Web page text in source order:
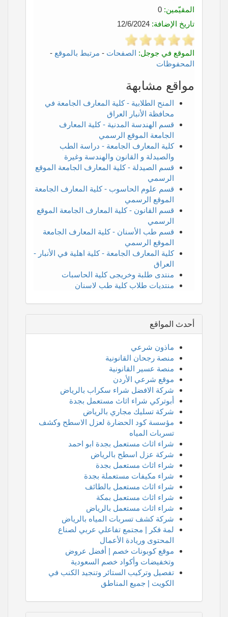
المقيّمين:
تاريخ الإضافة:
الموقع في جوجل: الصفحات - مرتبط بالموقع -
المحفوظات
مواقع مشابهة
المنح الطلابية - كلية المعارف الجامعة في
محافظة الأنبار العراق
قسم الهندسة المدنية - كلية المعارف
الجامعة الموقع الرسمي
كلية المعارف الجامعة - دراسة الطب
والصيدلة و القانون والهندسة وغيرة
قسم الصيدلة - كلية المعارف الجامعة الموقع
الرسمي
قسم علوم الحاسوب - كلية المعارف الجامعة
الموقع الرسمي
قسم القانون - كلية المعارف الجامعة الموقع
الرسمي
قسم طب الأسنان - كلية المعارف الجامعة
الموقع الرسمي
كلية المعارف الجامعة - كلية اهلية في الأنبار -
العراق
منتدى طلبة وخريجى كلية الحاسبات
منتديات طلاب كلية طب لاسنان
أحدث المواقع
ماذون شرعي
منصة رجحان القانونية
منصة عسير القانونية
موقع شرعي الأردن
شركة الافضل شراء سكراب بالرياض
أبوتركي شراء اثاث مستعمل بجدة
شركة تسليك مجاري بالرياض
مؤسسة كود الحضارة لعزل الاسطح وكشف
تسربات المياه
شراء اثاث مستعمل بجدة ابو احمد
شركة عزل اسطح بالرياض
شراء اثاث مستعمل بجدة
شراء مكيفات مستعملة بجدة
شراء اثاث مستعمل بالطائف
شراء اثاث مستعمل بمكة
شراء اثاث مستعمل بالرياض
شركة كشف تسربات المياه بالرياض
لمة فكر | مجتمع تفاعلي عربي لصناع
المحتوى وريادة الأعمال
موقع كوبونات خصم | أفضل عروض
وتخفيضات وأكواد خصم السعودية
تفصيل وتركيب الستائر وتنجيد الكنب في
الكويت | جميع المناطق